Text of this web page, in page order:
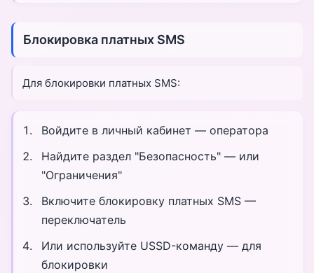
Блокировка платных SMS
Для блокировки платных SMS:
Войдите в личный кабинет — оператора
Найдите раздел "Безопасность" — или
"Ограничения"
Включите блокировку платных SMS —
переключатель
Или используйте USSD-команду — для
блокировки